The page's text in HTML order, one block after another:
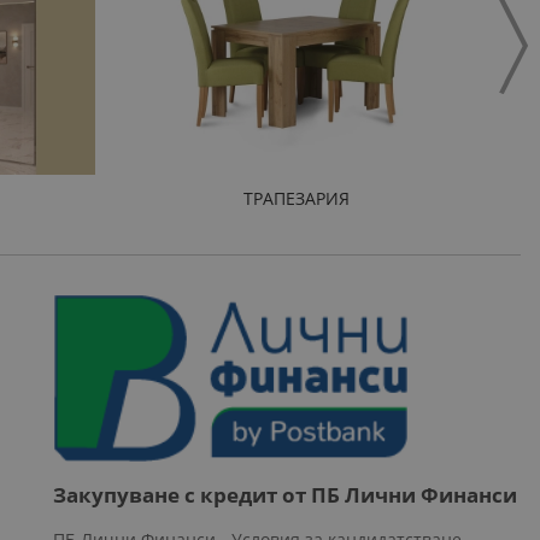
ТРАПЕЗАРИЯ
Закупуване с кредит от ПБ Лични Финанси